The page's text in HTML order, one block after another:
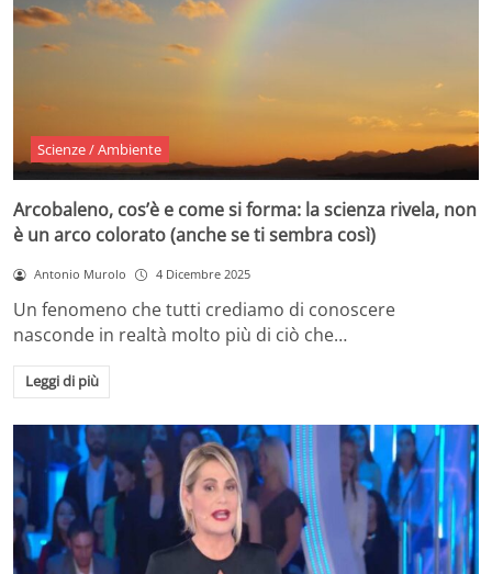
Scienze / Ambiente
Arcobaleno, cos’è e come si forma: la scienza rivela, non
è un arco colorato (anche se ti sembra così)
Antonio Murolo 4 Dicembre 2025
Un fenomeno che tutti crediamo di conoscere
nasconde in realtà molto più di ciò che…
Leggi di più